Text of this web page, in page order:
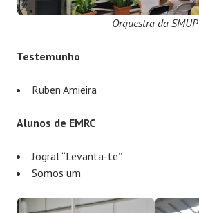
Orquestra da SMUP
Testemunho
Ruben Amieira
Alunos de EMRC
Jogral “Levanta-te”
Somos um